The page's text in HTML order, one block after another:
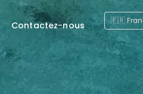
Contactez-nous